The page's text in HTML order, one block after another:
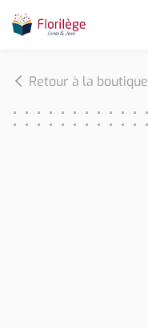
Retour à la boutique